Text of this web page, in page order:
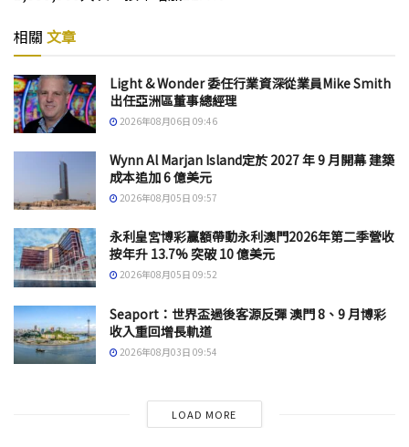
相關 文章
Light & Wonder 委任行業資深從業員Mike Smith
出任亞洲區董事總經理
2026年08月06日 09:46
Wynn Al Marjan Island定於 2027 年 9 月開幕 建築
成本追加 6 億美元
2026年08月05日 09:57
永利皇宮博彩贏額帶動永利澳門2026年第二季營收
按年升 13.7% 突破 10 億美元
2026年08月05日 09:52
Seaport：世界盃過後客源反彈 澳門 8、9 月博彩
收入重回增長軌道
2026年08月03日 09:54
LOAD MORE